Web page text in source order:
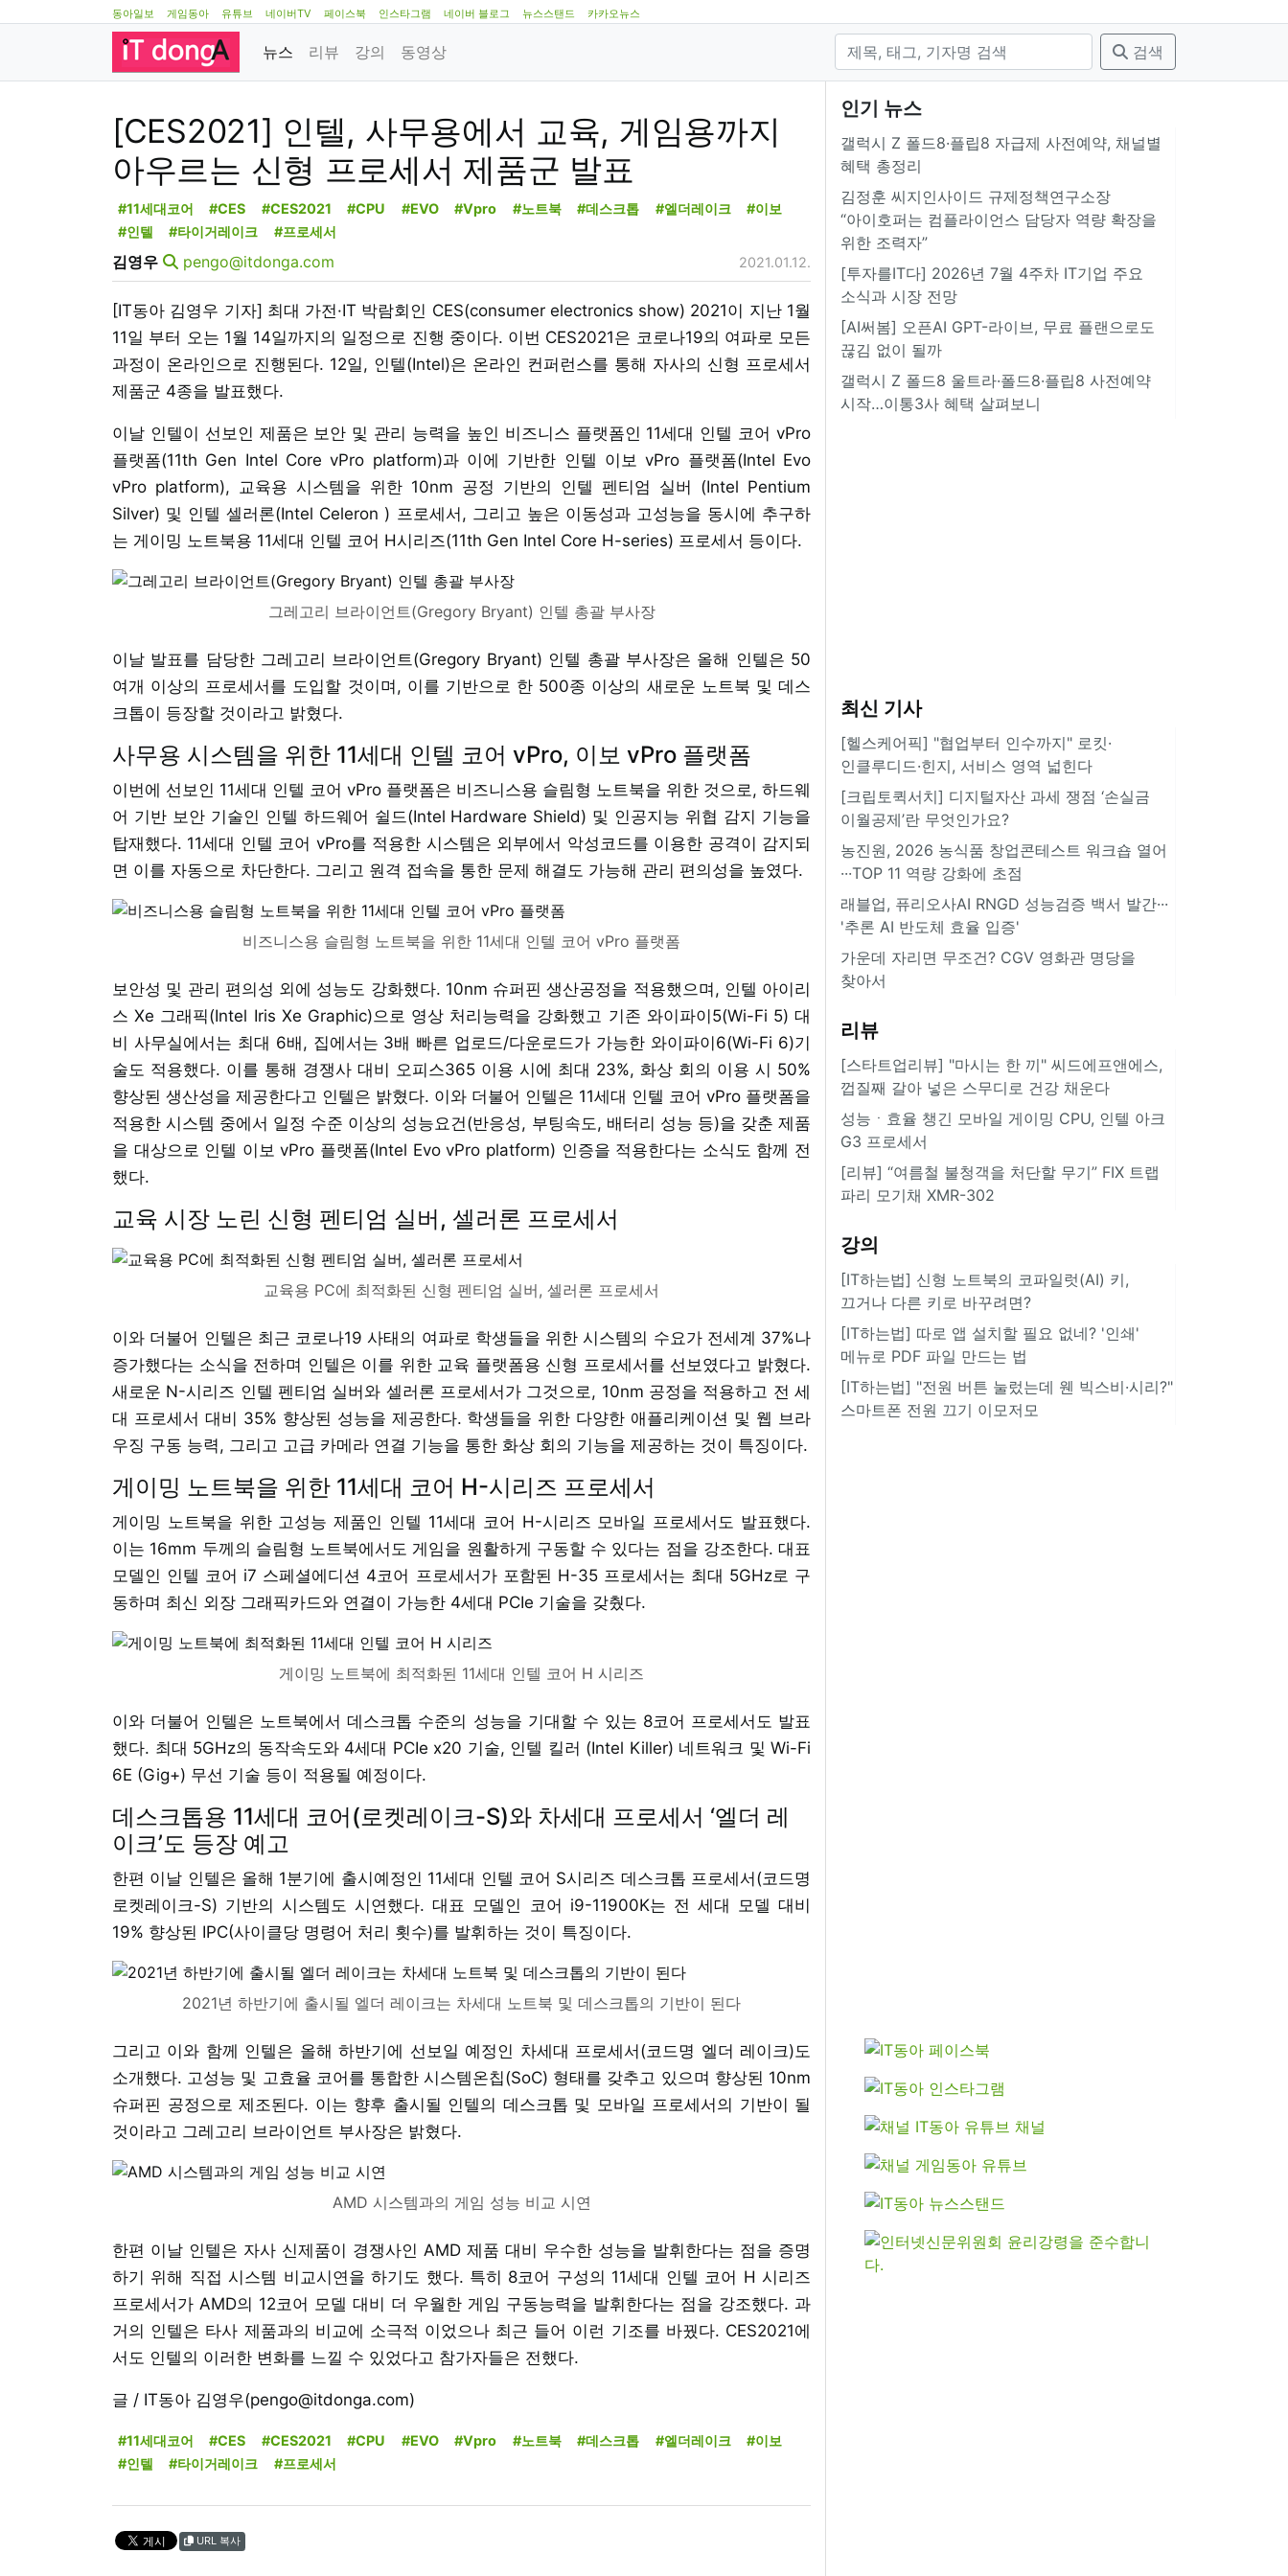
동아일보 게임동아 유튜브 네이버TV 페이스북 인스타그램 네이버 블로그 뉴스스탠드 카카오뉴스
뉴스 리뷰 강의 동영상 검색
[CES2021] 인텔, 사무용에서 교육, 게임용까지
아우르는 신형 프로세서 제품군 발표
#11세대코어 #CES #CES2021 #CPU #EVO #Vpro #노트북 #데스크톱 #엘더레이크
#이보
#인텔
#타이거레이크 #프로세서
김영우 pengo@itdonga.com 2021.01.12.
[IT동아 김영우 기자] 최대 가전·IT 박람회인 CES(consumer electronics show) 2021이 지난 1월
11일 부터 오는 1월 14일까지의 일정으로 진행 중이다. 이번 CES2021은 코로나19의 여파로 모든
과정이 온라인으로 진행된다. 12일, 인텔(Intel)은 온라인 컨퍼런스를 통해 자사의 신형 프로세서
제품군 4종을 발표했다.
이날 인텔이 선보인 제품은 보안 및 관리 능력을 높인 비즈니스 플랫폼인 11세대 인텔 코어 vPro
플랫폼(11th Gen Intel Core vPro platform)과 이에 기반한 인텔 이보 vPro 플랫폼(Intel Evo
vPro platform), 교육용 시스템을 위한 10nm 공정 기반의 인텔 펜티엄 실버 (Intel Pentium
Silver) 및 인텔 셀러론(Intel Celeron ) 프로세서, 그리고 높은 이동성과 고성능을 동시에 추구하
는 게이밍 노트북용 11세대 인텔 코어 H시리즈(11th Gen Intel Core H-series) 프로세서 등이다.
그레고리 브라이언트(Gregory Bryant) 인텔 총괄 부사장
이날 발표를 담당한 그레고리 브라이언트(Gregory Bryant) 인텔 총괄 부사장은 올해 인텔은 50
여개 이상의 프로세서를 도입할 것이며, 이를 기반으로 한 500종 이상의 새로운 노트북 및 데스
크톱이 등장할 것이라고 밝혔다.
사무용 시스템을 위한 11세대 인텔 코어 vPro, 이보 vPro 플랫폼
이번에 선보인 11세대 인텔 코어 vPro 플랫폼은 비즈니스용 슬림형 노트북을 위한 것으로, 하드웨
어 기반 보안 기술인 인텔 하드웨어 쉴드(Intel Hardware Shield) 및 인공지능 위협 감지 기능을
탑재했다. 11세대 인텔 코어 vPro를 적용한 시스템은 외부에서 악성코드를 이용한 공격이 감지되
면 이를 자동으로 차단한다. 그리고 원격 접속을 통한 문제 해결도 가능해 관리 편의성을 높였다.
비즈니스용 슬림형 노트북을 위한 11세대 인텔 코어 vPro 플랫폼
보안성 및 관리 편의성 외에 성능도 강화했다. 10nm 슈퍼핀 생산공정을 적용했으며, 인텔 아이리
스 Xe 그래픽(Intel Iris Xe Graphic)으로 영상 처리능력을 강화했고 기존 와이파이5(Wi-Fi 5) 대
비 사무실에서는 최대 6배, 집에서는 3배 빠른 업로드/다운로드가 가능한 와이파이6(Wi-Fi 6)기
술도 적용했다. 이를 통해 경쟁사 대비 오피스365 이용 시에 최대 23%, 화상 회의 이용 시 50%
향상된 생산성을 제공한다고 인텔은 밝혔다. 이와 더불어 인텔은 11세대 인텔 코어 vPro 플랫폼을
적용한 시스템 중에서 일정 수준 이상의 성능요건(반응성, 부팅속도, 배터리 성능 등)을 갖춘 제품
을 대상으로 인텔 이보 vPro 플랫폼(Intel Evo vPro platform) 인증을 적용한다는 소식도 함께 전
했다.
교육 시장 노린 신형 펜티엄 실버, 셀러론 프로세서
교육용 PC에 최적화된 신형 펜티엄 실버, 셀러론 프로세서
이와 더불어 인텔은 최근 코로나19 사태의 여파로 학생들을 위한 시스템의 수요가 전세계 37%나
증가했다는 소식을 전하며 인텔은 이를 위한 교육 플랫폼용 신형 프로세서를 선보였다고 밝혔다.
새로운 N-시리즈 인텔 펜티엄 실버와 셀러론 프로세서가 그것으로, 10nm 공정을 적용하고 전 세
대 프로세서 대비 35% 향상된 성능을 제공한다. 학생들을 위한 다양한 애플리케이션 및 웹 브라
우징 구동 능력, 그리고 고급 카메라 연결 기능을 통한 화상 회의 기능을 제공하는 것이 특징이다.
게이밍 노트북을 위한 11세대 코어 H-시리즈 프로세서
게이밍 노트북을 위한 고성능 제품인 인텔 11세대 코어 H-시리즈 모바일 프로세서도 발표했다.
이는 16mm 두께의 슬림형 노트북에서도 게임을 원활하게 구동할 수 있다는 점을 강조한다. 대표
모델인 인텔 코어 i7 스페셜에디션 4코어 프로세서가 포함된 H-35 프로세서는 최대 5GHz로 구
동하며 최신 외장 그래픽카드와 연결이 가능한 4세대 PCIe 기술을 갖췄다.
게이밍 노트북에 최적화된 11세대 인텔 코어 H 시리즈
이와 더불어 인텔은 노트북에서 데스크톱 수준의 성능을 기대할 수 있는 8코어 프로세서도 발표
했다. 최대 5GHz의 동작속도와 4세대 PCIe x20 기술, 인텔 킬러 (Intel Killer) 네트워크 및 Wi-Fi
6E (Gig+) 무선 기술 등이 적용될 예정이다.
데스크톱용 11세대 코어(로켓레이크-S)와 차세대 프로세서 ‘엘더 레
이크’도 등장 예고
한편 이날 인텔은 올해 1분기에 출시예정인 11세대 인텔 코어 S시리즈 데스크톱 프로세서(코드명
로켓레이크-S) 기반의 시스템도 시연했다. 대표 모델인 코어 i9-11900K는 전 세대 모델 대비
19% 향상된 IPC(사이클당 명령어 처리 횟수)를 발휘하는 것이 특징이다.
2021년 하반기에 출시될 엘더 레이크는 차세대 노트북 및 데스크톱의 기반이 된다
그리고 이와 함께 인텔은 올해 하반기에 선보일 예정인 차세대 프로세서(코드명 엘더 레이크)도
소개했다. 고성능 및 고효율 코어를 통합한 시스템온칩(SoC) 형태를 갖추고 있으며 향상된 10nm
슈퍼핀 공정으로 제조된다. 이는 향후 출시될 인텔의 데스크톱 및 모바일 프로세서의 기반이 될
것이라고 그레고리 브라이언트 부사장은 밝혔다.
AMD 시스템과의 게임 성능 비교 시연
한편 이날 인텔은 자사 신제품이 경쟁사인 AMD 제품 대비 우수한 성능을 발휘한다는 점을 증명
하기 위해 직접 시스템 비교시연을 하기도 했다. 특히 8코어 구성의 11세대 인텔 코어 H 시리즈
프로세서가 AMD의 12코어 모델 대비 더 우월한 게임 구동능력을 발휘한다는 점을 강조했다. 과
거의 인텔은 타사 제품과의 비교에 소극적 이었으나 최근 들어 이런 기조를 바꿨다. CES2021에
서도 인텔의 이러한 변화를 느낄 수 있었다고 참가자들은 전했다.
글 / IT동아 김영우(pengo@itdonga.com)
#11세대코어 #CES #CES2021 #CPU #EVO #Vpro #노트북 #데스크톱 #엘더레이크
#이보
#인텔
#타이거레이크 #프로세서
URL 복사
인기 뉴스
갤럭시 Z 폴드8·플립8 자급제 사전예약, 채널별
혜택 총정리
김정훈 씨지인사이드 규제정책연구소장
“아이호퍼는 컴플라이언스 담당자 역량 확장을
위한 조력자”
[투자를IT다] 2026년 7월 4주차 IT기업 주요
소식과 시장 전망
[AI써봄] 오픈AI GPT-라이브, 무료 플랜으로도
끊김 없이 될까
갤럭시 Z 폴드8 울트라·폴드8·플립8 사전예약
시작…이통3사 혜택 살펴보니
최신 기사
[헬스케어픽] "협업부터 인수까지" 로킷·
인클루디드·힌지, 서비스 영역 넓힌다
[크립토퀵서치] 디지털자산 과세 쟁점 ‘손실금
이월공제’란 무엇인가요?
농진원, 2026 농식품 창업콘테스트 워크숍 열어
···TOP 11 역량 강화에 초점
래블업, 퓨리오사AI RNGD 성능검증 백서 발간···
'추론 AI 반도체 효율 입증'
가운데 자리면 무조건? CGV 영화관 명당을
찾아서
리뷰
[스타트업리뷰] "마시는 한 끼" 씨드에프앤에스,
껍질째 갈아 넣은 스무디로 건강 채운다
성능ㆍ효율 챙긴 모바일 게이밍 CPU, 인텔 아크
G3 프로세서
[리뷰] “여름철 불청객을 처단할 무기” FIX 트랩
파리 모기채 XMR-302
강의
[IT하는법] 신형 노트북의 코파일럿(AI) 키,
끄거나 다른 키로 바꾸려면?
[IT하는법] 따로 앱 설치할 필요 없네? '인쇄'
메뉴로 PDF 파일 만드는 법
[IT하는법] "전원 버튼 눌렀는데 웬 빅스비·시리?"
스마트폰 전원 끄기 이모저모